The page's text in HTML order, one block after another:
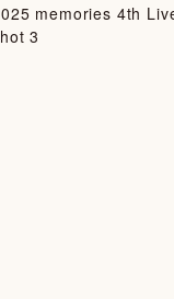
memories 4th
3